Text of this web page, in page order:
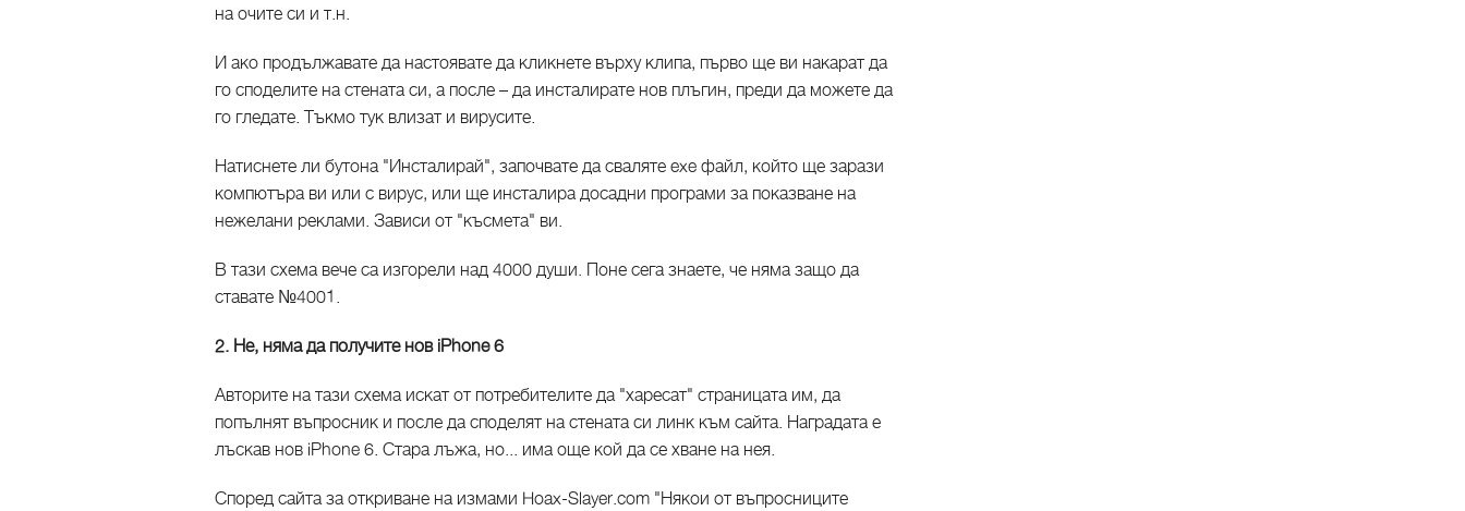
на очите си и т.н.
И ако продължавате да настоявате да кликнете върху клипа, първо ще ви накарат да
го споделите на стената си, а после – да инсталирате нов плъгин, преди да можете да
го гледате. Тъкмо тук влизат и вирусите.
Натиснете ли бутона "Инсталирай", започвате да сваляте exe файл, който ще зарази
компютъра ви или с вирус, или ще инсталира досадни програми за показване на
нежелани реклами. Зависи от "късмета" ви.
В тази схема вече са изгорели над 4000 души. Поне сега знаете, че няма защо да
ставате №4001.
2. Не, няма да получите нов iPhone 6
Авторите на тази схема искат от потребителите да "харесат" страницата им, да
попълнят въпросник и после да споделят на стената си линк към сайта. Наградата е
лъскав нов iPhone 6. Стара лъжа, но... има още кой да се хване на нея.
Според сайта за откриване на измами Hoax-Slayer.com "Някои от въпросниците